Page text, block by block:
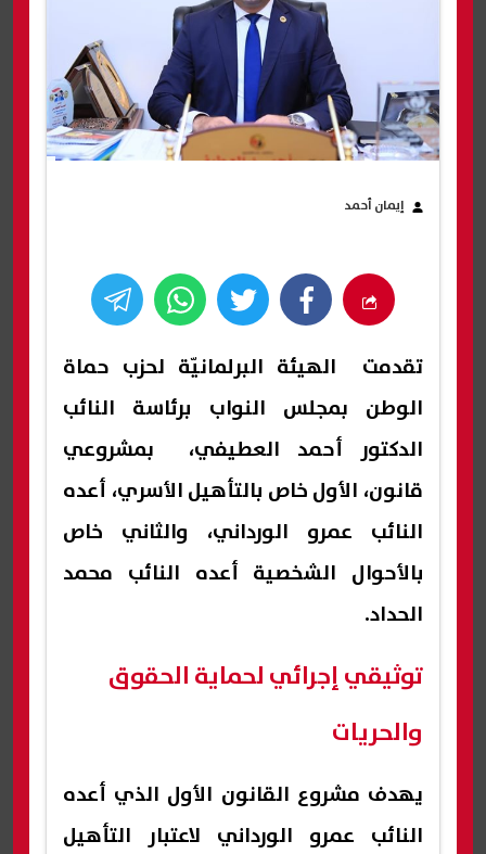
إيمان أحمد
تقدمت الهيئة البرلمانيّة لحزب حماة
الوطن بمجلس النواب برئاسة النائب
الدكتور أحمد العطيفي، بمشروعي
قانون، الأول خاص بالتأهيل الأسري، أعده
النائب عمرو الورداني، والثاني خاص
بالأحوال الشخصية أعده النائب محمد
الحداد.
توثيقي إجرائي لحماية الحقوق
والحريات
يهدف مشروع القانون الأول الذي أعده
النائب عمرو الورداني لاعتبار التأهيل